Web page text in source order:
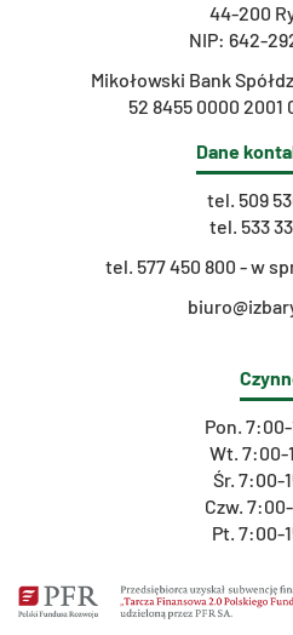
44-200
NIP: 642-
Mikołowski Bank
52 8455 0000 2001
Dane
tel. 509
tel. 533
tel. 577 450 800 - w
Pon.
Wt. 7:00-
Śr. 7:00-
Czw.
Pt. 7:00-